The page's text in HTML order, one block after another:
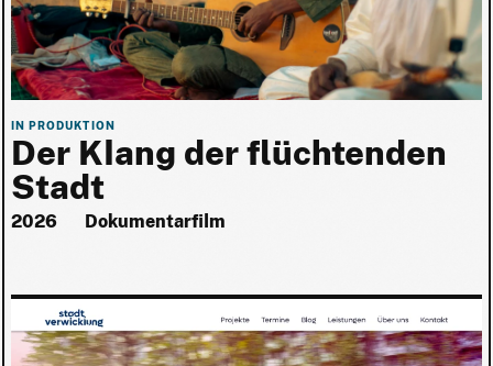
IN PRODUKTION
Der Klang der flüchtenden
Stadt
2026 Dokumentarfilm